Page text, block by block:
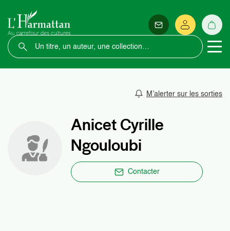
M’alerter sur les sorties
Anicet Cyrille
Ngouloubi
Contacter